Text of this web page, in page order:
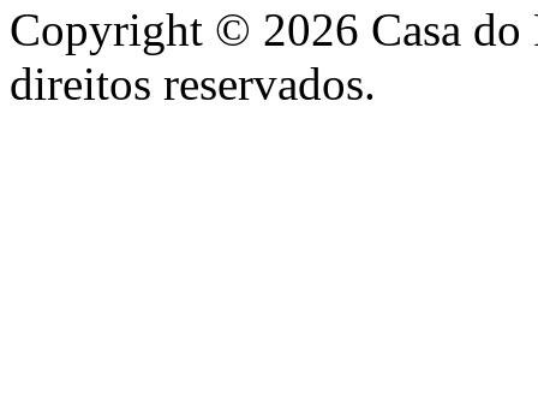
Copyright © 2026 Casa do
direitos reservados.